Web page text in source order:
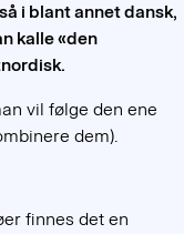
i blant annet dansk,
kalle «den
vil følge den ene
dem).
finnes det en